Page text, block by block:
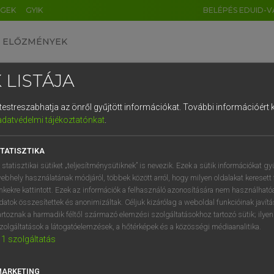
GYIK BELÉPÉS EDUID-
ELŐZMÉNYEK
egyetemes nagyszótár
VAN ELŐFIZETÉSED?
megtekintéséhez.
LISTÁJA
az önről gyűjtött információkat. További információért
tájékoztatónkat.
statisztikai sütiket „teljesítménysütiknek” is nevezik. Ezek a sütik információkat
használatának módjáról, többek között arról, hogy milyen oldalakat keresett
kattintott. Ezek az információk a felhasználó azonosítására nem
összesítettek és anonimizáltak. Céljuk kizárólag a weboldal funkcióinak
a harmadik féltől származó elemzési szolgáltatásokhoz tartozó sütik;
a látogatóelemzések, a hőtérképek és a közösségi médiaanalitika.
1 szolgáltatás
DE CN FR ES IT NL
1 2 3 4 5 6 7 8 9
q w e r t z u i
a s d f g h j k l é
í y x c v b n m , .